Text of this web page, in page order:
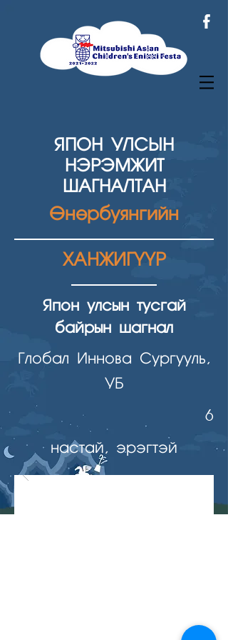
ЯПОН УЛСЫН
НЭРЭМЖИТ
ШАГНАЛТАН
Өнөрбуянгийн
ХАНЖИГҮҮР
Япон улсын тусгай
байрын шагнал
Глобал Иннова Сургууль,
УБ
6
настай, эрэгтэй